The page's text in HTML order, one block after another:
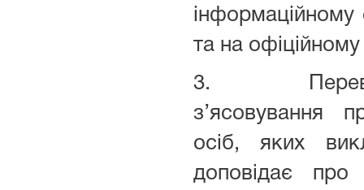
інформаційному
та на офіційному
3.
з’ясовування
осіб, яких
доповідає